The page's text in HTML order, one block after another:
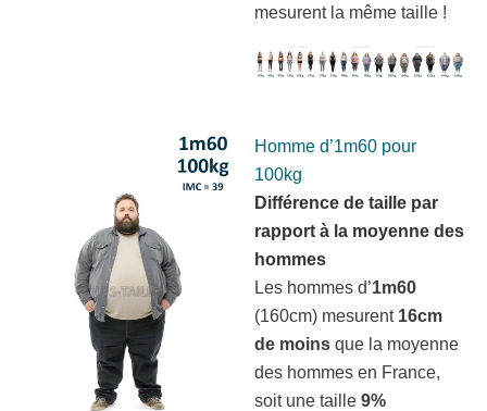
mesurent la même taille !
Homme d’1m60 pour
100kg
Différence de taille par
rapport à la moyenne des
hommes
Les hommes d’1m60
(160cm) mesurent 16cm
de moins que la moyenne
des hommes en France,
soit une taille 9%